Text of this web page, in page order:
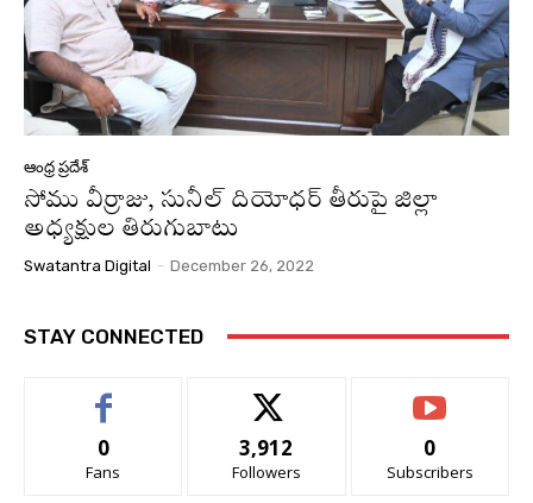
ఆంధ్ర ప్రదేశ్
సోము వీర్రాజు, సునీల్ దియోధర్ తీరుపై జిల్లా
అధ్యక్షుల తిరుగుబాటు
Swatantra Digital - December 26, 2022
STAY CONNECTED
0
Fans
3,912
Followers
0
Subscribers